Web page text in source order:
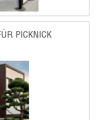
PICKNICK